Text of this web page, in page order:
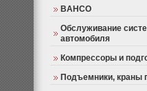
BAHCO
Обслуживание
автомобиля
Компрессоры и
Подъемники, краны